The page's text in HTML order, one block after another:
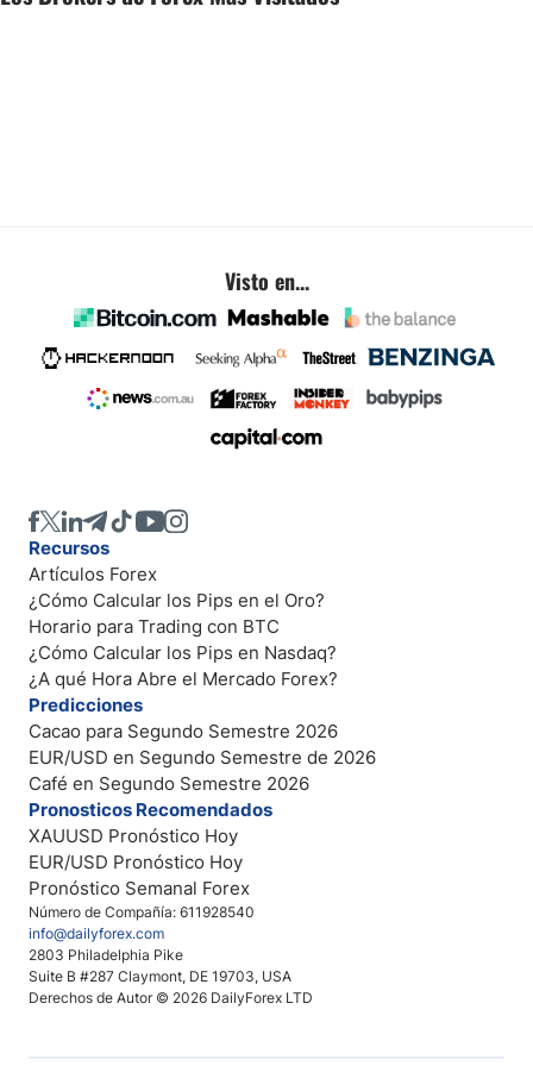
Visto en...
Número de Compañía: 611928540
info@dailyforex.com
2803 Philadelphia Pike
Suite B #287 Claymont, DE 19703, USA
Derechos de Autor © 2026 DailyForex LTD
Recursos
Artículos Forex
¿Cómo Calcular los Pips en el Oro?
Horario para Trading con BTC
¿Cómo Calcular los Pips en Nasdaq?
¿A qué Hora Abre el Mercado Forex?
Predicciones
Cacao para Segundo Semestre 2026
EUR/USD en Segundo Semestre de 2026
Café en Segundo Semestre 2026
Pronosticos Recomendados
XAUUSD Pronóstico Hoy
EUR/USD Pronóstico Hoy
Pronóstico Semanal Forex